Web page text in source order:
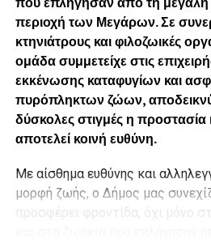
περιοχή των Μεγάρων. Σε
κτηνιάτρους και φιλοζωικές
ομάδα συμμετείχε στις
εκκένωσης καταφυγίων και
πυρόπληκτων ζώων,
δύσκολες στιγμές η
αποτελεί κοινή ευθύνη.
Με αίσθημα ευθύνης και
μορφή ζωής, ο Δήμος μας
προσφέρει φροντίδα, όχι μόνο